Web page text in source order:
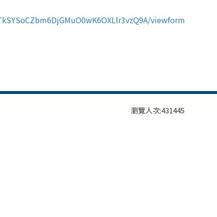
viewform
瀏覽人次:431445